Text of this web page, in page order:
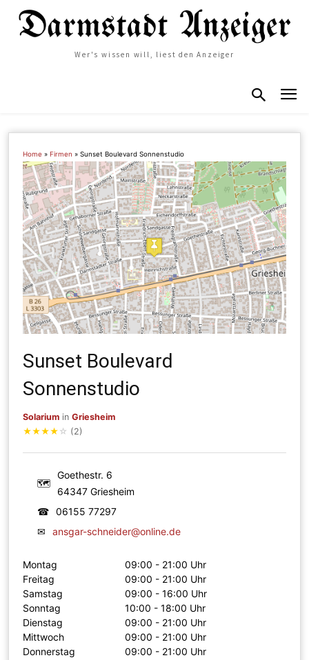
Wer's wissen will, liest den Anzeiger
Home »Firmen »Sunset Boulevard Sonnenstudio
Sunset Boulevard
Sonnenstudio
Solarium inGriesheim
★★★★ ☆ (2)
🗺
Goethestr. 6
64347 Griesheim
☎
06155 77297
✉
ansgar-schneider@online.de
Montag
09:00 - 21:00 Uhr
Freitag
09:00 - 21:00 Uhr
Samstag
09:00 - 16:00 Uhr
Sonntag
10:00 - 18:00 Uhr
Dienstag
09:00 - 21:00 Uhr
Mittwoch
09:00 - 21:00 Uhr
Donnerstag
09:00 - 21:00 Uhr